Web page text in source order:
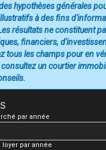
par année
par année
hypothèses générales
à des fins
résultats ne constituent
financiers,
tous les champs pour en
consultez un courtier